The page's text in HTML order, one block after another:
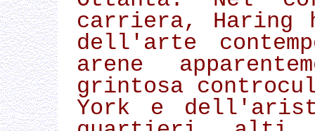
carriera,
dell'arte
arene
grintosa
York e